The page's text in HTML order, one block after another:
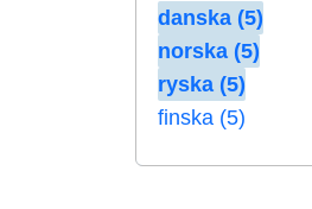
danska (5)
norska (5)
ryska (5)
finska (5)